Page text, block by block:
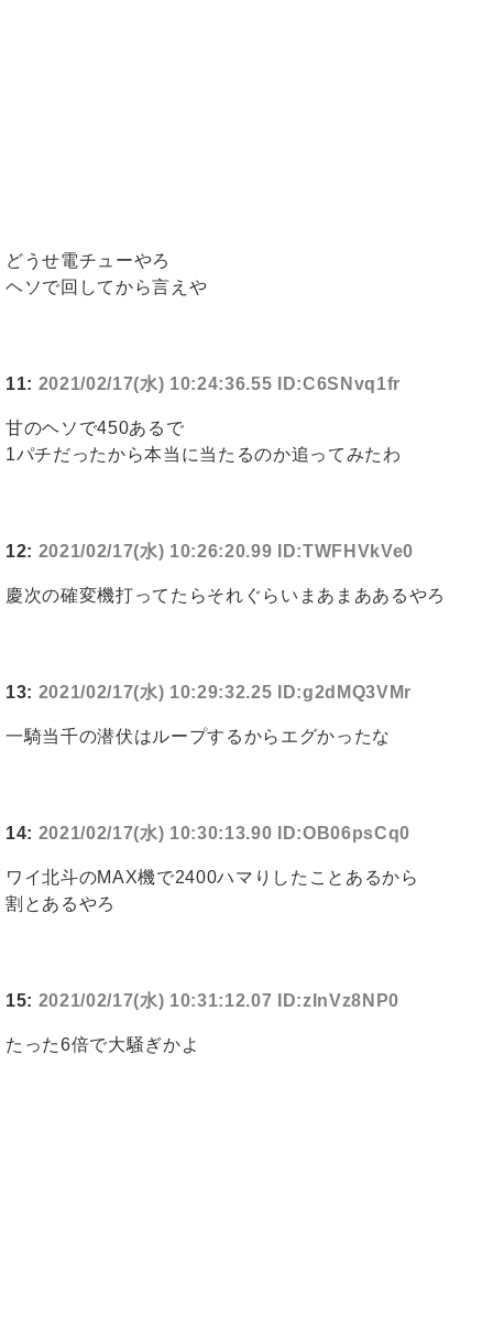
どうせ電チューやろ
ヘソで回してから言えや
11: 2021/02/17(水) 10:24:36.55 ID:C6SNvq1fr
甘のヘソで450あるで
1パチだったから本当に当たるのか追ってみたわ
12: 2021/02/17(水) 10:26:20.99 ID:TWFHVkVe0
慶次の確変機打ってたらそれぐらいまあまああるやろ
13: 2021/02/17(水) 10:29:32.25 ID:g2dMQ3VMr
一騎当千の潜伏はループするからエグかったな
14: 2021/02/17(水) 10:30:13.90 ID:OB06psCq0
ワイ北斗のMAX機で2400ハマりしたことあるから
割とあるやろ
15: 2021/02/17(水) 10:31:12.07 ID:zInVz8NP0
たった6倍で大騒ぎかよ